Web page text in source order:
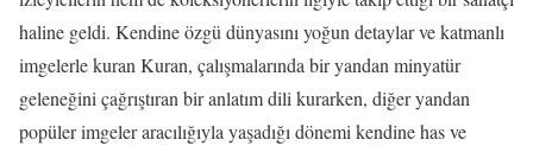
haline geldi. Kendine özgü dünyasını yoğun detaylar ve katmanlı
imgelerle kuran Kuran, çalışmalarında bir yandan minyatür
geleneğini çağrıştıran bir anlatım dili kurarken, diğer yandan
popüler imgeler aracılığıyla yaşadığı dönemi kendine has ve